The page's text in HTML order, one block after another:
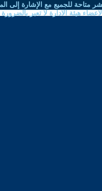
متاحة للجميع مع الإشارة إلى
هيئة الادارة لا تعبر